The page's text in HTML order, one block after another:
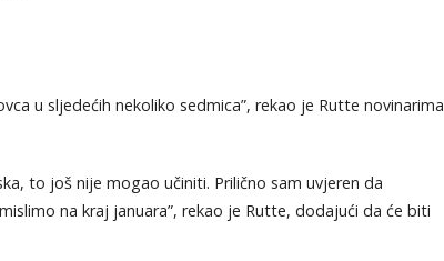
u sljedećih nekoliko sedmica”, rekao je Rutte novinarima
to još nije mogao učiniti. Prilično sam uvjeren da
na kraj januara”, rekao je Rutte, dodajući da će biti